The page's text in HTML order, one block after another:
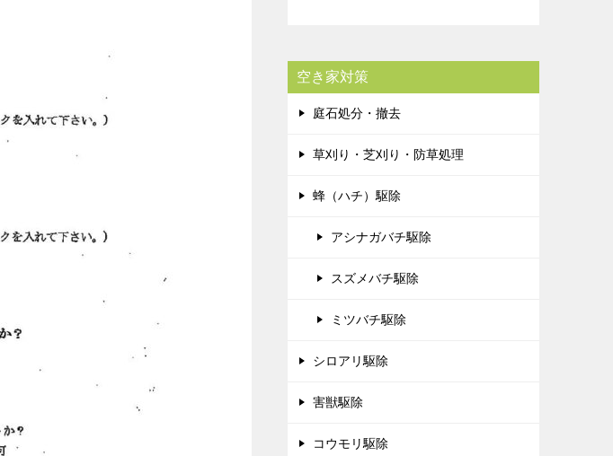
空き家対策
庭石処分・撤去
草刈り・芝刈り・防草処理
蜂（ハチ）駆除
アシナガバチ駆除
スズメバチ駆除
ミツバチ駆除
シロアリ駆除
害獣駆除
コウモリ駆除